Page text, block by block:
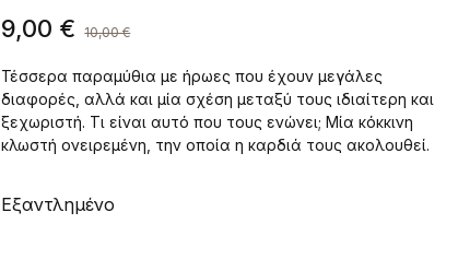
9,00 € 10,00€
Τέσσερα παραμύθια με ήρωες που έχουν μεγάλες
διαφορές, αλλά και μία σχέση μεταξύ τους ιδιαίτερη και
ξεχωριστή. Τι είναι αυτό που τους ενώνει; Μία κόκκινη
κλωστή ονειρεμένη, την οποία η καρδιά τους ακολουθεί.
Εξαντλημένο